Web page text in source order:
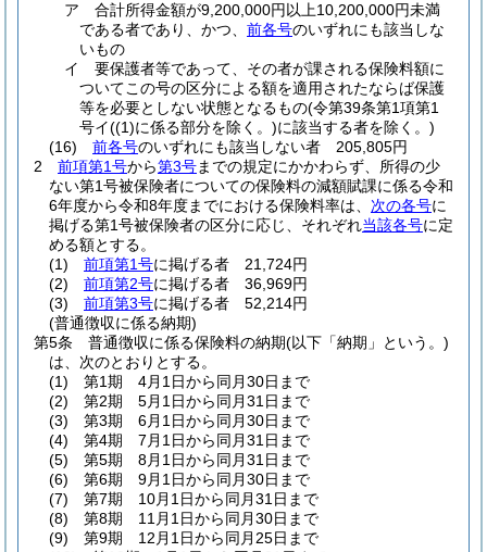
ア
合計所得金額が9,200,000円以上10,200,000円未満
である者であり、かつ、 前各号のいずれにも該当しな
いもの
イ
要保護者等であって、その者が課される保険料額に
ついてこの号の区分による額を適用されたならば保護
等を必要としない状態となるもの(令第39条第1項第1
号イ((1)に係る部分を除く。)に該当する者を除く。)
(16)
前各号のいずれにも該当しない者 205,805円
2
前項第1号から第3号までの規定にかかわらず、所得の少
ない第1号被保険者についての保険料の減額賦課に係る令和
6年度から令和8年度までにおける保険料率は、 次の各号に
掲げる第1号被保険者の区分に応じ、それぞれ当該各号に定
める額とする。
(1)
前項第1号に掲げる者 21,724円
(2)
前項第2号に掲げる者 36,969円
(3)
前項第3号に掲げる者 52,214円
(普通徴収に係る納期)
第5条
普通徴収に係る保険料の納期(以下「納期」という。)
は、次のとおりとする。
(1)
第1期 4月1日から同月30日まで
(2)
第2期 5月1日から同月31日まで
(3)
第3期 6月1日から同月30日まで
(4)
第4期 7月1日から同月31日まで
(5)
第5期 8月1日から同月31日まで
(6)
第6期 9月1日から同月30日まで
(7)
第7期 10月1日から同月31日まで
(8)
第8期 11月1日から同月30日まで
(9)
第9期 12月1日から同月25日まで